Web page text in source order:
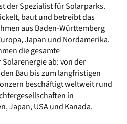
der Spezialist für Solarparks.
baut und betreibt das
aus Baden-Württemberg
Japan und Nordamerika.
die gesamte
ab: von der
Bau bis zum langfristigen
beschäftigt weltweit rund
in
Japan, USA und Kanada.